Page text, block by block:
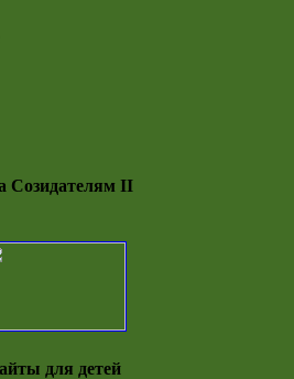
Созидателям II
для детей